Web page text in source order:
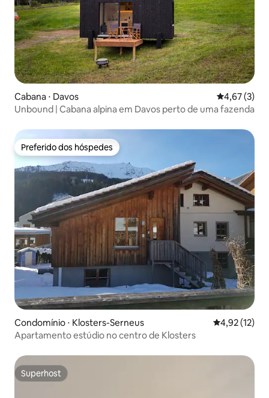
Cabana ⋅ Davos 4,67 de
4,67 (3)
Unbound | Cabana alpina em Davos perto de uma fazenda
Preferido dos hóspedes
Preferido dos hóspedes
Condomínio ⋅ Klosters-Serneus 4,92 de uma
4,92 (12)
Apartamento estúdio no centro de Klosters
Superhost
Superhost